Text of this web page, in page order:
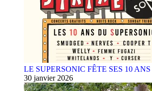
LE SUPERSONIC FÊTE SES 10 ANS
30 janvier 2026